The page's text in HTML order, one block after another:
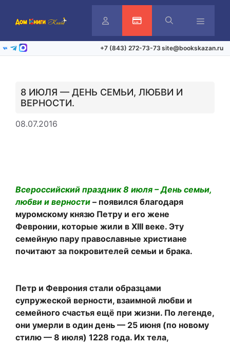
ЛичныйАктивация карты
ВКонтакте
Telegram
Max +7 (843) 272-73-73 site@bookskazan.ru
8 ИЮЛЯ — ДЕНЬ СЕМЬИ, ЛЮБВИ И
ВЕРНОСТИ.
08.07.2016
Всероссийский праздник 8 июля – День семьи,
любви и верности – появился благодаря
муромскому князю Петру и его жене
Февронии, которые жили в XIII веке. Эту
семейную пару православные христиане
почитают за покровителей семьи и брака.
Петр и Феврония стали образцами
супружеской верности, взаимной любви и
семейного счастья ещё при жизни. По легенде,
они умерли в один день — 25 июня (по новому
стилю — 8 июля) 1228 года. Их тела,